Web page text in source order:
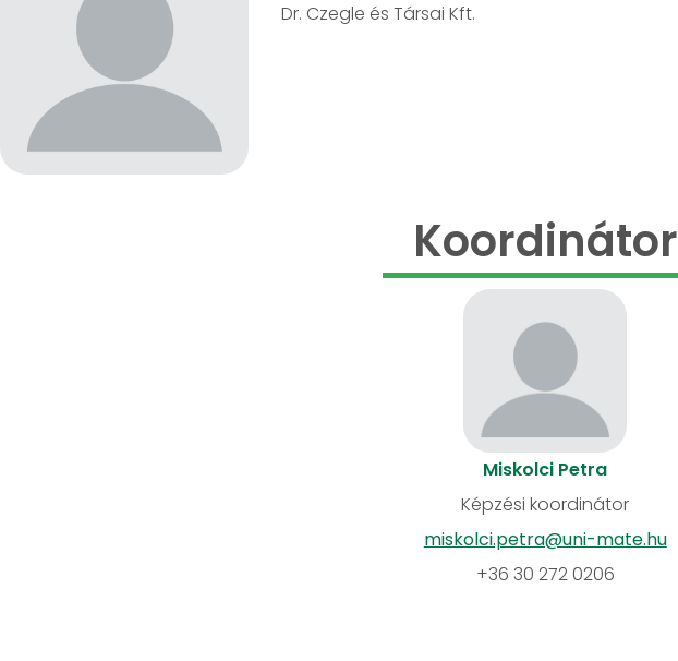
Dr. Czegle és Társai Kft.
Koordinátor
Miskolci Petra
Képzési koordinátor
miskolci.petra@uni-mate.hu
+36 30 272 0206